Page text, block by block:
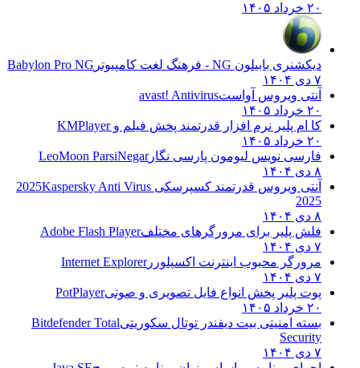
دیکشنری بابیلون NG - فرهنگ لغت کامپیوتر
Babylon Pro NG
آنتی ویروس آواست avast! Antivirus
کا ام پلیر نرم افزار قدرتمند پخش فیلم و KMPlayer
فارسی نویس لیومون پارسی نگارLeoMoon ParsiNegar
آنتی ویروس قدرتمند کسپرسکی 2025Kaspersky Anti Virus
فلش پلیر برای مرورگرهای مختلف Adobe Flash Player
مرورگر محبوب اینترنت اکسپلوررInternet Explorer
پوت پلیر پخش انواع فایل تصویری و صوتیPotPlayer
بسته امنیتی بیت دیفندر توتال سکوریتیBitdefender Total
Security